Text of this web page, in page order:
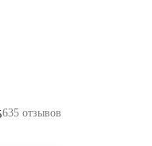
635 отзывов